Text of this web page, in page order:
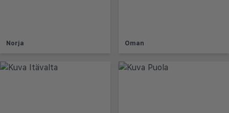
Norja Oman